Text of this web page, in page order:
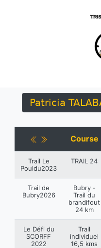
Patricia
Course
Trail Le
Pouldu2023
TRAIL 24
Trail de
Bubry2026
Bubry -
Trail du
brandifout
24 km
Le Défi du
SCORFF
2022
Trail
individuel
16,5 kms